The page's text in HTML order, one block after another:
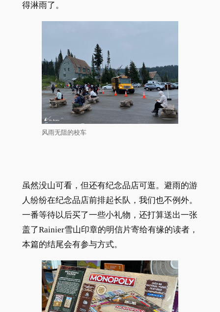
得淋雨了。
风雨无阻的校车
虽然没山可看，但还有纪念品店可逛。避雨的游
人纷纷在纪念品店前排起长队，我们也不例外。
一番等待以后买了一些小礼物，还打算送出一张
盖了Rainier雪山印章的明信片寄给有缘的读者，
本篇的结尾会有参与方式。